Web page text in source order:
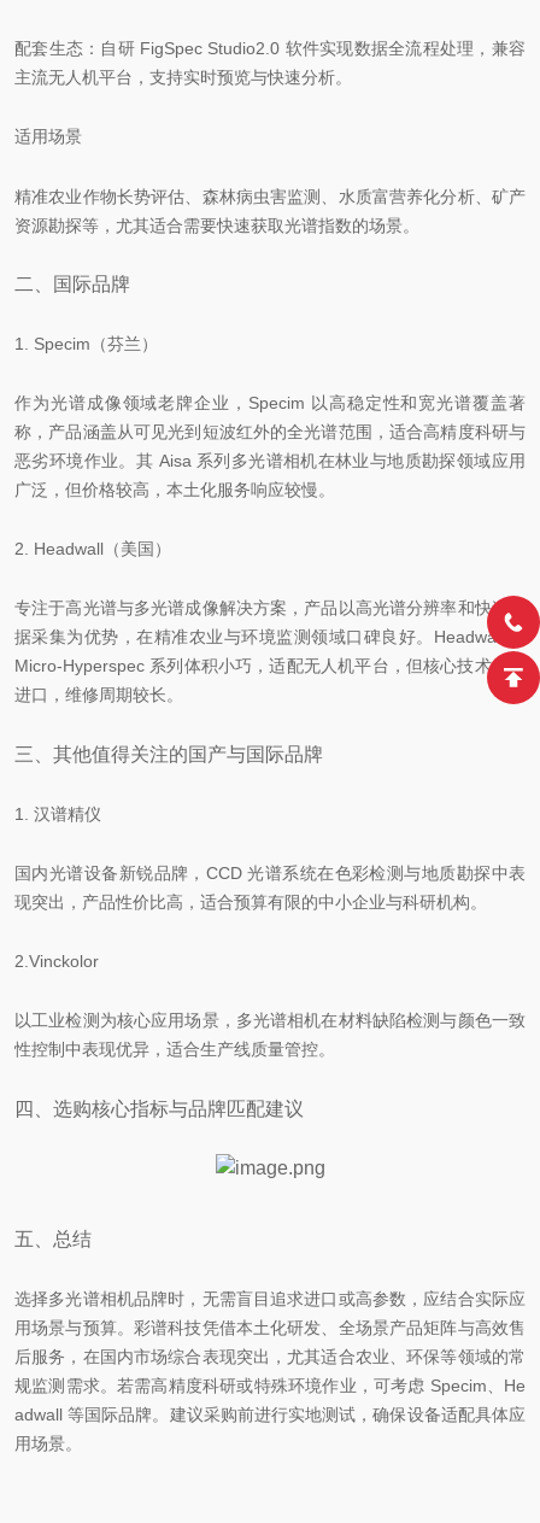
配套生态：自研 FigSpec Studio2.0 软件实现数据全流程处理，兼容
主流无人机平台，支持实时预览与快速分析。
适用场景
精准农业作物长势评估、森林病虫害监测、水质富营养化分析、矿产
资源勘探等，尤其适合需要快速获取光谱指数的场景。
二、国际品牌
1. Specim（芬兰）
作为光谱成像领域老牌企业，Specim 以高稳定性和宽光谱覆盖著
称，产品涵盖从可见光到短波红外的全光谱范围，适合高精度科研与
恶劣环境作业。其 Aisa 系列多光谱相机在林业与地质勘探领域应用
广泛，但价格较高，本土化服务响应较慢。
2. Headwall（美国）
专注于高光谱与多光谱成像解决方案，产品以高光谱分辨率和快速数
据采集为优势，在精准农业与环境监测领域口碑良好。Headwall 的
Micro-Hyperspec 系列体积小巧，适配无人机平台，但核心技术依赖
进口，维修周期较长。
三、其他值得关注的国产与国际品牌
1. 汉谱精仪
国内光谱设备新锐品牌，CCD 光谱系统在色彩检测与地质勘探中表
现突出，产品性价比高，适合预算有限的中小企业与科研机构。
2.Vinckolor
以工业检测为核心应用场景，多光谱相机在材料缺陷检测与颜色一致
性控制中表现优异，适合生产线质量管控。
四、选购核心指标与品牌匹配建议
五、总结
选择多光谱相机品牌时，无需盲目追求进口或高参数，应结合实际应
用场景与预算。彩谱科技凭借本土化研发、全场景产品矩阵与高效售
后服务，在国内市场综合表现突出，尤其适合农业、环保等领域的常
规监测需求。若需高精度科研或特殊环境作业，可考虑 Specim、He
adwall 等国际品牌。建议采购前进行实地测试，确保设备适配具体应
用场景。